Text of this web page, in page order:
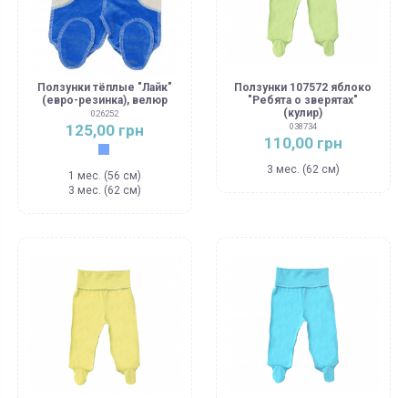
Ползунки тёплые "Лайк"
(евро-резинка), велюр
026252
125,00 грн
Голубой
1 мес. (56 см)
3 мес. (62 см)
Ползунки 107572 яблоко
"Ребята о зверятах"
(кулир)
038734
110,00 грн
3 мес. (62 см)